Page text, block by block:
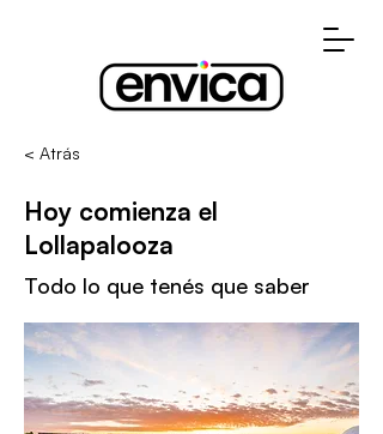
< Atrás
Hoy comienza el
Lollapalooza
Todo lo que tenés que saber